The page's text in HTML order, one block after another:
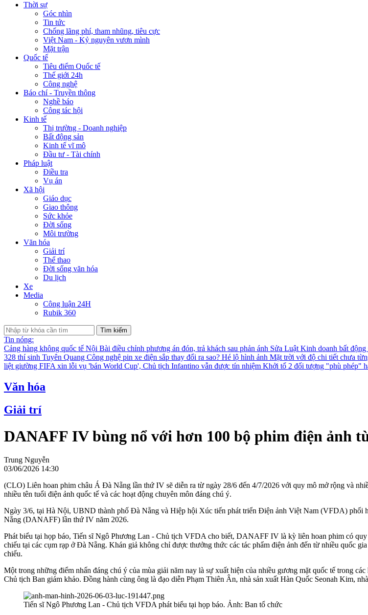
Thời sự
Góc nhìn
Tin tức
Chống lãng phí, tham nhũng, tiêu cực
Việt Nam - Kỷ nguyên vươn mình
Mặt trận
Quốc tế
Tiêu điểm Quốc tế
Thế giới 24h
Công nghệ
Báo chí - Truyền thông
Nghề báo
Công tác hội
Kinh tế
Thị trường - Doanh nghiệp
Bất động sản
Kinh tế vĩ mô
Đầu tư - Tài chính
Pháp luật
Điều tra
Vụ án
Xã hội
Giáo dục
Giao thông
Sức khỏe
Đời sống
Môi trường
Văn hóa
Giải trí
Thể thao
Đời sống văn hóa
Du lịch
Xe
Media
Công luận 24H
Rubik 360
Tìm kiếm
Tin nóng:
Cảng hàng không quốc tế Nội Bài điều chỉnh phương án đón, trả khách sau phản ánh Sửa Luật Kinh doanh bất
328 thí sinh Tuyên Quang Công nghệ pin xe điện sắp thay đổi ra sao? Hé lộ hình ảnh Mặt trời với độ chi tiết chưa
liệt giường FIFA xin lỗi vụ 'bán World Cup', Chủ tịch Infantino vẫn được tín nhiệm Khởi tố 2 đối tượng "phù phép"
Văn hóa
Giải trí
DANAFF IV bùng nổ với hơn 100 bộ phim điện ảnh
Trung Nguyễn
03/06/2026 14:30
(CLO) Liên hoan phim châu Á Đà Nẵng lần thứ IV sẽ diễn ra từ ngày 28/6 đến 4/7/2026 với quy mô mở rộng và
nhiều tên tuổi điện ảnh quốc tế và các hoạt động chuyên môn đáng chú ý.
Ngày 3/6, tại Hà Nội, UBND thành phố Đà Nẵng và Hiệp hội Xúc tiến phát triển Điện ảnh Việt Nam (VFDA) phối
Nẵng (DANAFF) lần thứ IV năm 2026.
Phát biểu tại họp báo, Tiến sĩ Ngô Phương Lan - Chủ tịch VFDA cho biết, DANAFF IV là kỳ liên hoan phim có
chiếu tại các cụm rạp ở Đà Nẵng. Khán giả không chỉ được thưởng thức các tác phẩm điện ảnh đến từ nhiều quốc
chiếu.
Một trong những điểm nhấn đáng chú ý của mùa giải năm nay là sự xuất hiện của nhiều gương mặt quốc tế trong
Chủ tịch Ban giám khảo. Đồng hành cùng ông là đạo diễn Phạm Thiên Ân, nhà sản xuất Hàn Quốc Seonah Kim,
Tiến sĩ Ngô Phương Lan - Chủ tịch VFDA phát biểu tại họp báo. Ảnh: Ban tổ chức